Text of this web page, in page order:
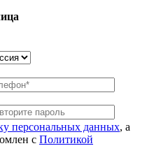
персональных данных, а
с Политикой